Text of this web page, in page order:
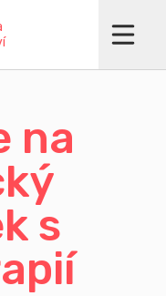
na
s